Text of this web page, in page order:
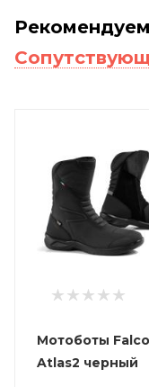
Рекомендуем
Мотоботы Falco
Atlas2 черный